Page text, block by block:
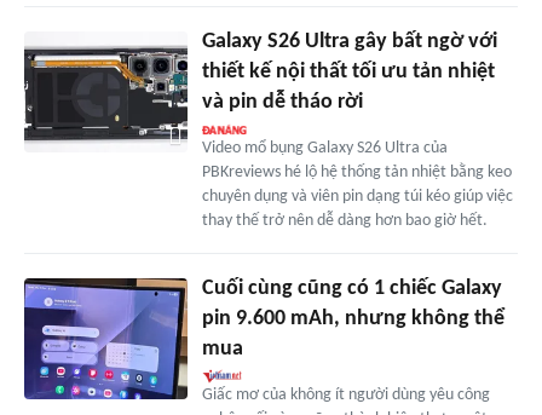
Galaxy S26 Ultra gây bất ngờ với
thiết kế nội thất tối ưu tản nhiệt
và pin dễ tháo rời
Video mổ bụng Galaxy S26 Ultra của
PBKreviews hé lộ hệ thống tản nhiệt bằng keo
chuyên dụng và viên pin dạng túi kéo giúp việc
thay thế trở nên dễ dàng hơn bao giờ hết.
Cuối cùng cũng có 1 chiếc Galaxy
pin 9.600 mAh, nhưng không thể
mua
Giấc mơ của không ít người dùng yêu công